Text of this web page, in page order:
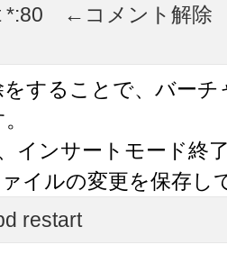
*:80
←コメント解除
することで、バー
インサートモード終
イルの変更を保存し
restart